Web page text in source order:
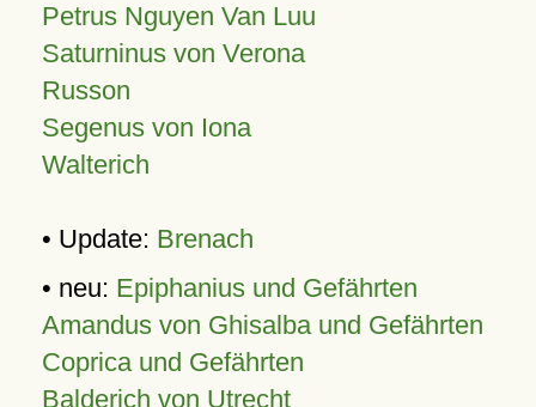
Petrus Nguyen Van Luu
Saturninus von Verona
Russon
Segenus von Iona
Walterich
• Update: Brenach
• neu: Epiphanius und Gefährten
Amandus von Ghisalba und Gefährten
Coprica und Gefährten
Balderich von Utrecht